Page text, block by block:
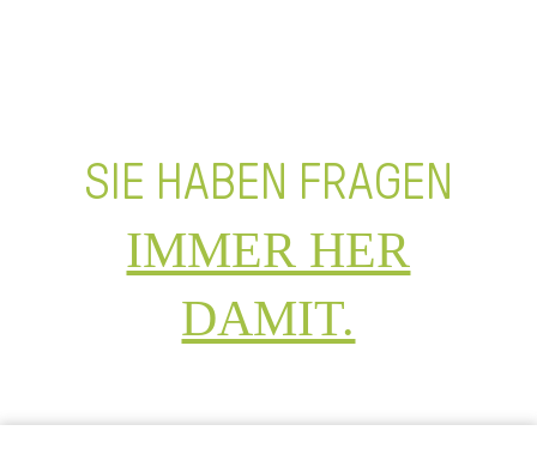
SIE HABEN FRAGEN
IMMER HER
DAMIT.